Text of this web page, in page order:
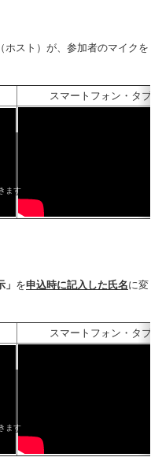
スト）が、参加者のマイクを
スマートフォン・タブ
ます
」 を申込時に記入した氏名に変
スマートフォン・タブ
ます